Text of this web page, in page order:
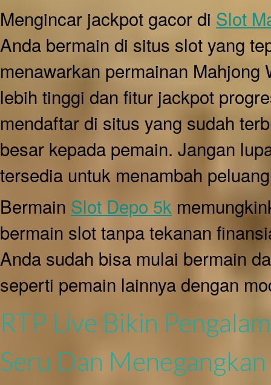
Mengincar jackpot gacor di Slot
Anda bermain di situs slot yang
menawarkan permainan
lebih tinggi dan fitur jackpot
mendaftar di situs yang sudah
besar kepada pemain. Jangan
tersedia untuk menambah
Bermain Slot Depo 5k
bermain slot tanpa tekanan
Anda sudah bisa mulai bermain
seperti pemain lainnya dengan
RTP Live Bikin
Seru Dan Menegangkan